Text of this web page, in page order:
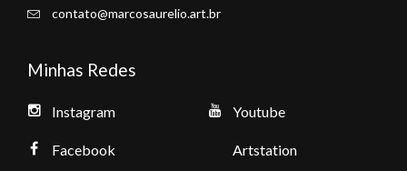
contato@marcosaurelio.art.br
Minhas Redes
Instagram
Facebook
Youtube
Artstation